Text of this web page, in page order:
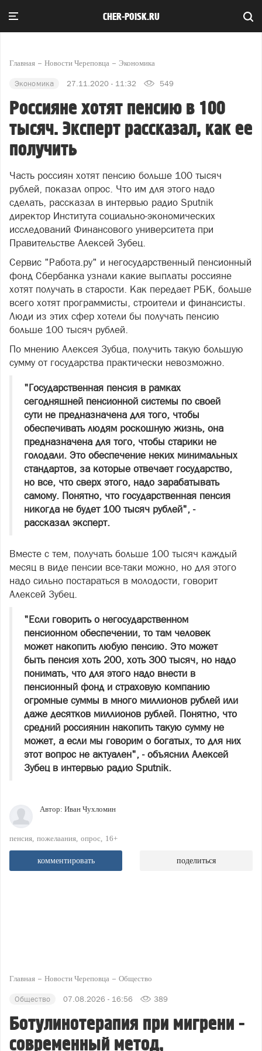
CHER-POISK.RU
Главная Новости Череповца Экономика
Экономика 27.11.2020 - 11:32 549
Россияне хотят пенсию в 100
тысяч. Эксперт рассказал, как ее
получить
Часть россиян хотят пенсию больше 100 тысяч
рублей, показал опрос. Что им для этого надо
сделать, рассказал в интервью радио Sputnik
директор Института социально-экономических
исследований Финансового университета при
Правительстве Алексей Зубец.
Сервис "Работа.ру" и негосударственный пенсионный
фонд Сбербанка узнали какие выплаты россияне
хотят получать в старости. Как передает РБК, больше
всего хотят программисты, строители и финансисты.
Люди из этих сфер хотели бы получать пенсию
больше 100 тысяч рублей.
По мнению Алексея Зубца, получить такую большую
сумму от государства практически невозможно.
"Государственная пенсия в рамках
сегодняшней пенсионной системы по своей
сути не предназначена для того, чтобы
обеспечивать людям роскошную жизнь, она
предназначена для того, чтобы старики не
голодали. Это обеспечение неких минимальных
стандартов, за которые отвечает государство,
но все, что сверх этого, надо зарабатывать
самому. Понятно, что государственная пенсия
никогда не будет 100 тысяч рублей", -
рассказал эксперт.
Вместе с тем, получать больше 100 тысяч каждый
месяц в виде пенсии все-таки можно, но для этого
надо сильно постараться в молодости, говорит
Алексей Зубец.
"Если говорить о негосударственном
пенсионном обеспечении, то там человек
может накопить любую пенсию. Это может
быть пенсия хоть 200, хоть 300 тысяч, но надо
понимать, что для этого надо внести в
пенсионный фонд и страховую компанию
огромные суммы в много миллионов рублей или
даже десятков миллионов рублей. Понятно, что
средний россиянин накопить такую сумму не
может, а если мы говорим о богатых, то для них
этот вопрос не актуален", - объяснил Алексей
Зубец в интервью радио Sputnik.
Автор: Иван Чухломин
пенсия пожелаания опрос 16+
комментировать поделиться
Главная Новости Череповца Общество
Общество 07.08.2026 - 16:56 389
Ботулинотерапия при мигрени -
современный метод,